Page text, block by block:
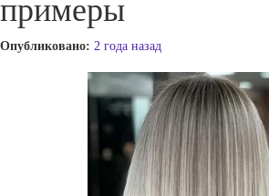
примеры
Опубликовано: 2 года назад